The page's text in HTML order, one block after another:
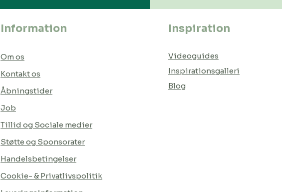
Information
Om os
Kontakt os
Åbningstider
Job
Tillid og Sociale medier
Støtte og Sponsorater
Handelsbetingelser
Cookie- & Privatlivspolitik
Inspiration
Videoguides
Inspirationsgalleri
Blog